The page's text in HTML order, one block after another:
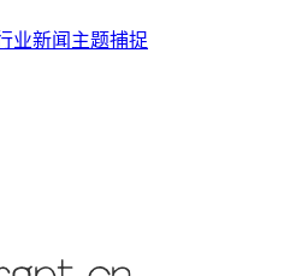
业新闻 主题捕捉